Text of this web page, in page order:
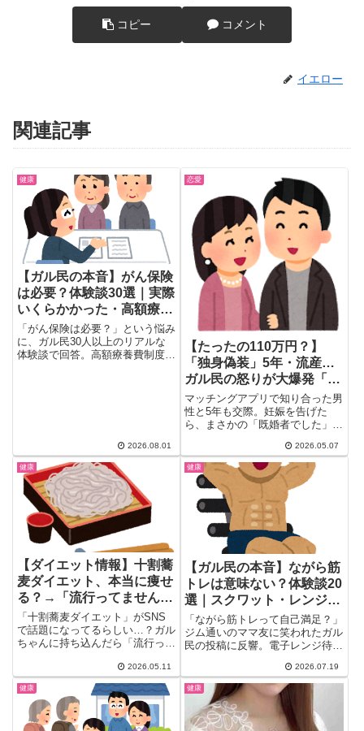
コピー コメント
イエロー
関連記事
健康
【ガル民の本音】がん保険
は必要？体験談30選｜実際
いくらかかった・高額療養
費との違い
「がん保険は必要？」という悩み
に、ガル民30人以上のリアルな
体験談で回答。高額療養費制度だ
2026.08.01
恋愛
【たったの110万円？】
「独身偽装」5年・流産…
ガル民の怒りが大爆発「桁
が違うでしょ」｜慰謝料判
決まとめ
マッチングアプリで知り合った男
性と5年も交際。妊娠を告げた
ら、まさかの「既婚者でした」発
2026.05.07
健康
【ダイエット情報】十割蕎
麦ダイエット、本当に痩せ
る？→「流行ってません
😤」ガル民の反応まとめ
「十割蕎麦ダイエット」がSNS
で話題になってるらしい…？ガル
ちゃんに持ち込んだら「流行って
2026.05.11
健康
【ガル民の本音】ながら筋
トレは意味ない？体験談20
選｜スクワット・レンジ待
ち・宅トレで痩せたリアル
「ながら筋トレって自己満足？」
ジム通いのママ友に笑われたガル
民の投稿に反響。電子レンジ待ち
イドスクワット、なかやまきんに
君の動画で3ヶ月-6.3kgに成功し
た体験談、正しいフォームで怪我
を防ぐ注意点まで、リアルな効果
の声を20選でまとめました。
2026.07.19
健康 健康